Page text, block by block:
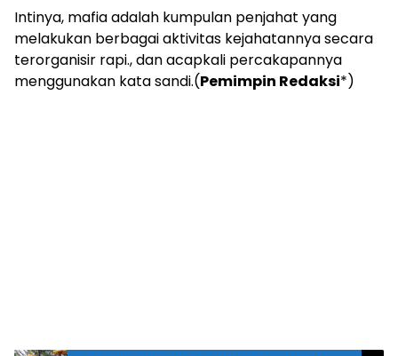
Intinya, mafia adalah kumpulan penjahat yang
melakukan berbagai aktivitas kejahatannya secara
terorganisir rapi., dan acapkali percakapannya
menggunakan kata sandi.(Pemimpin Redaksi*)